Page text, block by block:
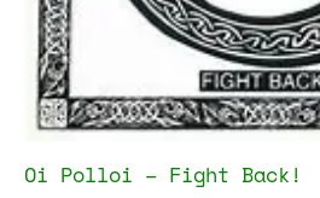
Oi Polloi – Fight Back!